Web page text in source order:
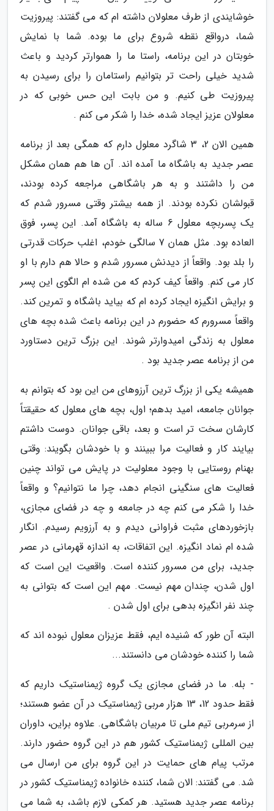
خوشایندی از طرف معلولان داشته ام که می گفتند: پیروزیت
شما، درواقع نقطه شروع برای ما بوده. شما با نمایش
خوبتان در این برنامه، راستا ما را هموارتر کردید و باعث
شدید خیلی راحت تر بتوانیم راستامان را برای رسیدن به
پیروزیت طی کنیم. و من بابت این حس خوبی که در
معلولان عزیز ایجاد شده، خدا را شکر می کنم .
همین الان 2، 3 شاگرد معلول دارم که همگی بعد از برنامه
عصر جدید به باشگاه ما آمده اند. آن ها هم همان مشکل
من را داشتند و به هر باشگاهی مراجعه کرده بودند،
قبولشان نکرده بودند. از همه بیشتر وقتی مسرور شدم که
یک پسربچه معلول 6 ساله به باشگاه آمد. این پسر، فوق
العاده بود. مثل همان 7 سالگی خودم، اغلب حرکات قدرتی
را بلد بود. واقعاً از دیدنش مسرور شدم و حالا هم دارم با او
کار می کنم. واقعاً کیف کردم که من شده ام الگوی این پسر
و برایش انگیزه ایجاد کرده ام که بیاید باشگاه و تمرین کند.
واقعاً مسرورم که حضورم در این برنامه باعث شده بچه های
معلول به زندگی امیدوارتر شوند. این بزرگ ترین دستاورد
من از برنامه عصر جدید بود .
همیشه یکی از بزرگ ترین آرزوهای من این بود که بتوانم به
جوانان جامعه، امید بدهم؛ اول، بچه های معلول که حقیقتاً
کارشان سخت تر است و بعد، باقی جوانان. دوست داشتم
بیایند کار و فعالیت مرا ببینند و با خودشان بگویند: وقتی
بهنام روستایی با وجود معلولیت در پایش می تواند چنین
فعالیت های سنگینی انجام دهد، چرا ما نتوانیم؟ و واقعاً
خدا را شکر می کنم چه در جامعه و چه در فضای مجازی،
بازخوردهای مثبت فراوانی دیدم و به آرزویم رسیدم. انگار
شده ام نماد انگیزه. این اتفاقات، به اندازه قهرمانی در عصر
جدید، برای من مسرور کننده است. واقعیت این است که
اول شدن، چندان مهم نیست. مهم این است که بتوانی به
چند نفر انگیزه بدهی برای اول شدن .
البته آن طور که شنیده ایم، فقط عزیزان معلول نبوده اند که
شما را کننده خودشان می دانستند...
- بله. ما در فضای مجازی یک گروه ژیمناستیک داریم که
فقط حدود 12، 13 هزار مربی ژیمناستیک در آن عضو هستند؛
از سرمربی تیم ملی تا مربیان باشگاهی. علاوه براین، داوران
بین المللی ژیمناستیک کشور هم در این گروه حضور دارند.
مرتب پیام های حمایت در این گروه برای من ارسال می
شد. می گفتند: الان شما، کننده خانواده ژیمناستیک کشور در
برنامه عصر جدید هستید. هر کمکی لازم باشد، به شما می